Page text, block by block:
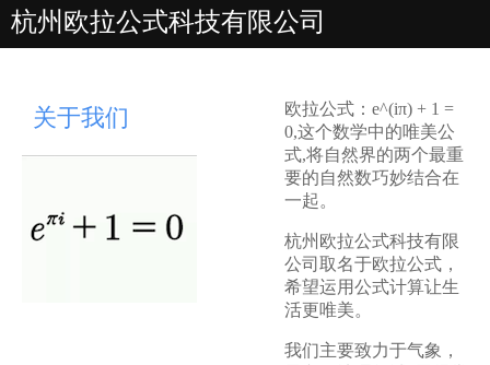
杭州欧拉公式科技有限公司
关于我们
欧拉公式：e^(iπ) + 1 =
0,这个数学中的唯美公
式,将自然界的两个最重
要的自然数巧妙结合在
一起。
杭州欧拉公式科技有限
公司取名于欧拉公式，
希望运用公式计算让生
活更唯美。
我们主要致力于气象，